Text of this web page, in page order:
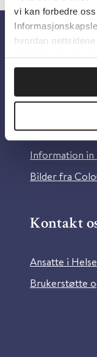
vi kan forbedre
hvordan
innsikt som gjør at
Om oss
Om
Personvern
Information in
Bilder fra
Kontakt
Ansatte i
Brukerstøtte